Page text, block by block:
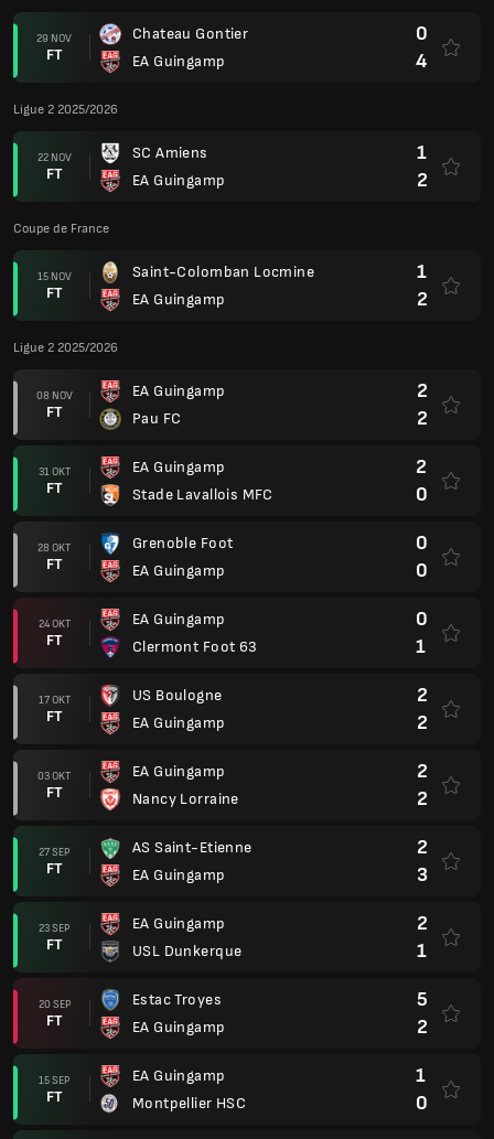
29 NOV
FT
Chateau Gontier
EA Guingamp
0
4
Ligue 2 2025/2026
22 NOV
FT
SC Amiens
EA Guingamp
1
2
Coupe de France
15 NOV
FT
Saint-Colomban Locmine
EA Guingamp
1
2
Ligue 2 2025/2026
08 NOV
FT
EA Guingamp
Pau FC
2
2
31 OKT
FT
EA Guingamp
Stade Lavallois MFC
2
0
28 OKT
FT
Grenoble Foot
EA Guingamp
0
0
24 OKT
FT
EA Guingamp
Clermont Foot 63
0
1
17 OKT
FT
US Boulogne
EA Guingamp
2
2
03 OKT
FT
EA Guingamp
Nancy Lorraine
2
2
27 SEP
FT
AS Saint-Etienne
EA Guingamp
2
3
23 SEP
FT
EA Guingamp
USL Dunkerque
2
1
20 SEP
FT
Estac Troyes
EA Guingamp
5
2
15 SEP
FT
EA Guingamp
Montpellier HSC
1
0